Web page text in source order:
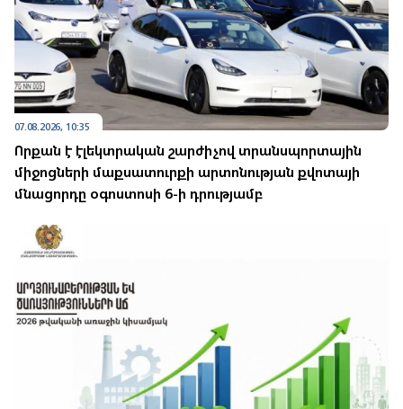
07.08.2026, 10:35
Որքան է էլեկտրական շարժիչով տրանսպորտային
միջոցների մաքսատուրքի արտոնության քվոտայի
մնացորդը օգոստոսի 6-ի դրությամբ